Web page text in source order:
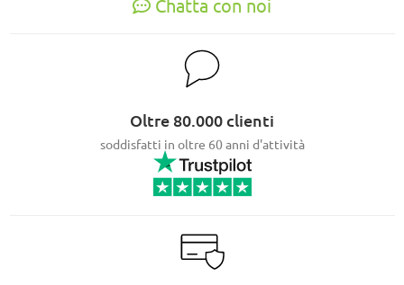
Chatta con noi
Oltre 80.000 clienti
soddisfatti in oltre 60 anni d'attività